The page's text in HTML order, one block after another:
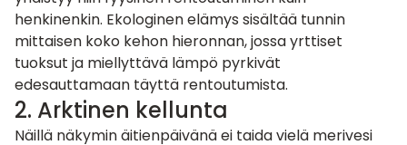
henkinenkin. Ekologinen elämys sisältää tunnin
mittaisen koko kehon hieronnan, jossa yrttiset
tuoksut ja miellyttävä lämpö pyrkivät
edesauttamaan täyttä rentoutumista.
2. Arktinen kellunta
Näillä näkymin äitienpäivänä ei taida vielä merivesi